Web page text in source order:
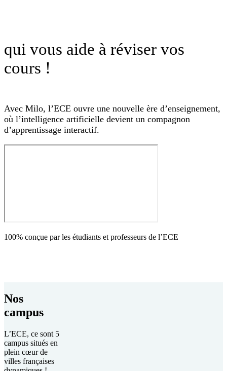
qui vous aide à réviser vos
cours !
Avec Milo, l’ECE ouvre une nouvelle ère d’enseignement,
où l’intelligence artificielle devient un compagnon
d’apprentissage interactif.
100% conçue par les étudiants et professeurs de l’ECE
Nos
campus
L’ECE, ce sont 5
campus situés en
plein cœur de
villes françaises